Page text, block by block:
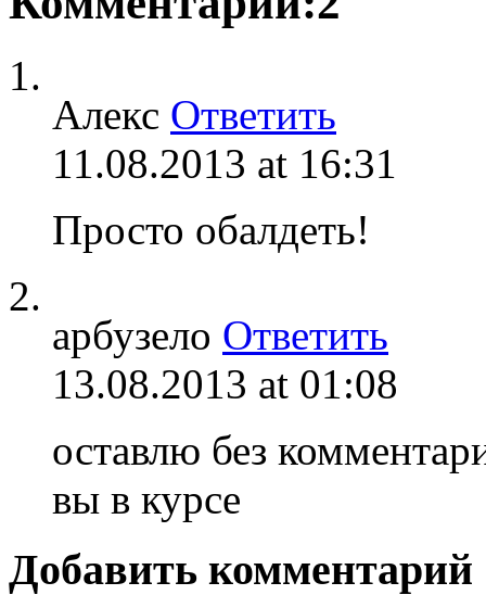
Алекс Ответить
11.08.2013 at 16:31
Просто обалдеть!
арбузело Ответить
13.08.2013 at 01:08
оставлю без
вы в курсе
Добавить комментарий